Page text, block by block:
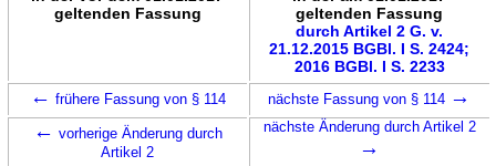
geltenden Fassung
geltenden Fassung
durch Artikel 2 G. v.
21.12.2015 BGBl. I S. 2424;
2016 BGBl. I S. 2233
← frühere Fassung von § 114 nächste Fassung von § 114 →
← vorherige Änderung durch
Artikel 2
nächste Änderung durch Artikel 2
→